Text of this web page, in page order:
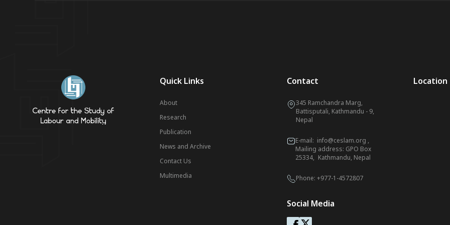
Quick Links
About
Research
Publication
News and Archive
Contact Us
Multimedia
Contact
345 Ramchandra Marg,
Battisputali, Kathmandu - 9,
Nepal
E-mail: info@ceslam.org ,
Mailing address: GPO Box
25334, Kathmandu, Nepal
Phone: +977-1-4572807
Social Media
Location